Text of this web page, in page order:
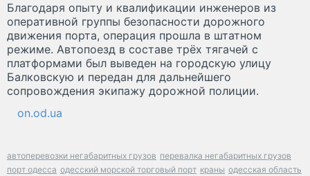
Благодаря опыту и квалификации инженеров из
оперативной группы безопасности дорожного
движения порта, операция прошла в штатном
режиме. Автопоезд в составе трёх тягачей с
платформами был выведен на городскую улицу
Балковскую и передан для дальнейшего
сопровождения экипажу дорожной полиции.
on.od.ua
автоперевозки негабаритных грузов перевалка негабаритных грузов
порт одесса одесский морской торговый порт краны одесская область